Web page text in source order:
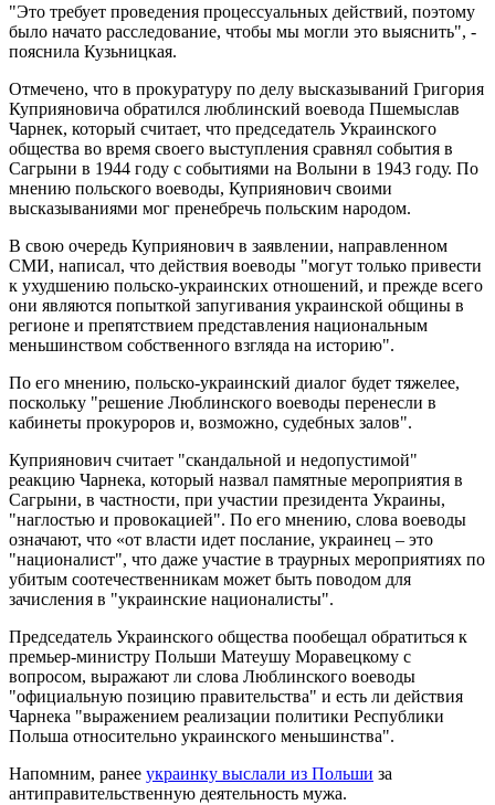
"Это требует проведения процессуальных действий, поэтому
было начато расследование, чтобы мы могли это выяснить", -
пояснила Кузьницкая.
Отмечено, что в прокуратуру по делу высказываний Григория
Куприяновича обратился люблинский воевода Пшемыслав
Чарнек, который считает, что председатель Украинского
общества во время своего выступления сравнял события в
Сагрыни в 1944 году с событиями на Волыни в 1943 году. По
мнению польского воеводы, Куприянович своими
высказываниями мог пренебречь польским народом.
В свою очередь Куприянович в заявлении, направленном
СМИ, написал, что действия воеводы "могут только привести
к ухудшению польско-украинских отношений, и прежде всего
они являются попыткой запугивания украинской общины в
регионе и препятствием представления национальным
меньшинством собственного взгляда на историю".
По его мнению, польско-украинский диалог будет тяжелее,
поскольку "решение Люблинского воеводы перенесли в
кабинеты прокуроров и, возможно, судебных залов".
Куприянович считает "скандальной и недопустимой"
реакцию Чарнека, который назвал памятные мероприятия в
Сагрыни, в частности, при участии президента Украины,
"наглостью и провокацией". По его мнению, слова воеводы
означают, что «от власти идет послание, украинец – это
"националист", что даже участие в траурных мероприятиях по
убитым соотечественникам может быть поводом для
зачисления в "украинские националисты".
Председатель Украинского общества пообещал обратиться к
премьер-министру Польши Матеушу Моравецкому с
вопросом, выражают ли слова Люблинского воеводы
"официальную позицию правительства" и есть ли действия
Чарнека "выражением реализации политики Республики
Польша относительно украинского меньшинства".
Напомним, ранее украинку выслали из Польши за
антиправительственную деятельность мужа.